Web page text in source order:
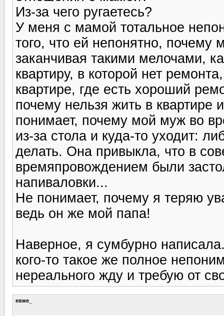
Из-за чего ругаетесь?
У меня с мамой тотальное
того, что ей непонятно,
заканчивая такими мелочами,
квартиру, в которой нет
квартире, где есть хороший
почему нельзя жить в квартире
понимает, почему мой муж во
из-за стола и куда-то уходит:
делать. Она привыкла, что в
времяпровождением были
напиваловки...
Не понимает, почему я теряю
ведь он же мой папа!
Наверное, я сумбурно
кого-то такое же полное
нереального жду и требую от
евже_